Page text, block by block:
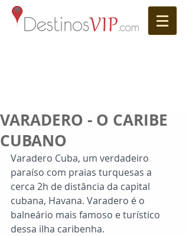
VARADERO - O CARIBE
CUBANO
Varadero Cuba, um verdadeiro
paraíso com praias turquesas a
cerca 2h de distância da capital
cubana, Havana. Varadero é o
balneário mais famoso e turístico
dessa ilha caribenha.